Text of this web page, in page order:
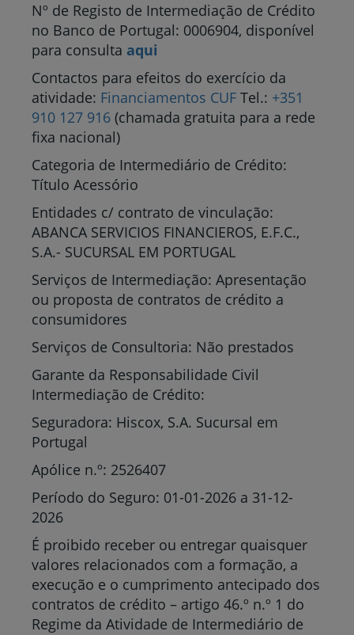
Nº de Registo de Intermediação de Crédito
no Banco de Portugal: 0006904, disponível
para consulta aqui
Contactos para efeitos do exercício da
atividade: Financiamentos CUF Tel.: +351
910 127 916 (chamada gratuita para a rede
fixa nacional)
Categoria de Intermediário de Crédito:
Título Acessório
Entidades c/ contrato de vinculação:
ABANCA SERVICIOS FINANCIEROS, E.F.C.,
S.A.- SUCURSAL EM PORTUGAL
Serviços de Intermediação: Apresentação
ou proposta de contratos de crédito a
consumidores
Serviços de Consultoria: Não prestados
Garante da Responsabilidade Civil
Intermediação de Crédito:
Seguradora: Hiscox, S.A. Sucursal em
Portugal
Apólice n.º: 2526407
Período do Seguro: 01-01-2026 a 31-12-
2026
É proibido receber ou entregar quaisquer
valores relacionados com a formação, a
execução e o cumprimento antecipado dos
contratos de crédito – artigo 46.º n.º 1 do
Regime da Atividade de Intermediário de